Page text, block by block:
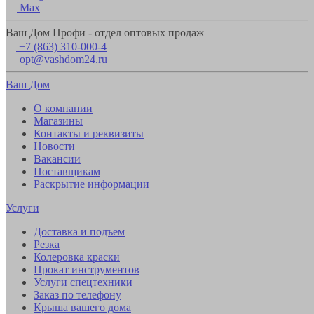
Max
Ваш Дом Профи - отдел оптовых продаж
+7 (863) 310-000-4
opt@vashdom24.ru
Ваш Дом
О компании
Магазины
Контакты и реквизиты
Новости
Вакансии
Поставщикам
Раскрытие информации
Услуги
Доставка и подъем
Резка
Колеровка краски
Прокат инструментов
Услуги спецтехники
Заказ по телефону
Крыша вашего дома